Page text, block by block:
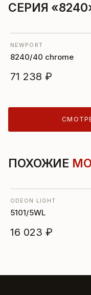
СЕРИЯ
NEWPORT
8240/40 chrome
71 238 ₽
ПОХОЖИЕ
ODEON LIGHT
5101/5WL
16 023 ₽